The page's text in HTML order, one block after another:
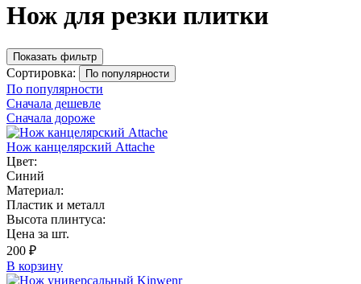
Нож для резки плитки
Показать фильтр
Сортировка: По популярности
По популярности
Сначала дешевле
Сначала дороже
Нож канцелярский Attache
Цвет:
Синий
Материал:
Пластик и металл
Высота плинтуса:
Цена за шт.
200 ₽
В корзину